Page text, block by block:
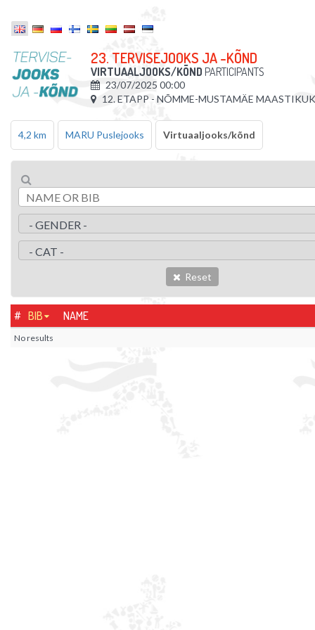
23. TERVISEJOOKS JA -KÕND
VIRTUAALJOOKS/KÕND PARTICIPANTS
23/07/2025 00:00
12. ETAPP - NÕMME-MUSTAMÄE
4,2 km MARU Puslejooks Virtuaaljooks/kõnd
Reset
# BIB NAME
No results